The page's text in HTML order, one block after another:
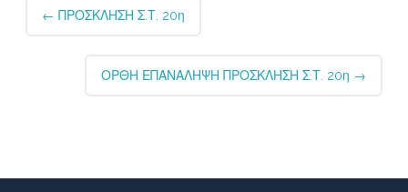
Post
← ΠΡΟΣΚΛΗΣΗ Σ.Τ. 20η
ΟΡΘΗ ΕΠΑΝΑΛΗΨΗ ΠΡΟΣΚΛΗΣΗ Σ.Τ. 20η →